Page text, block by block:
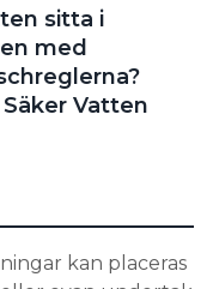
sitta i
med
Vatten
kan placeras